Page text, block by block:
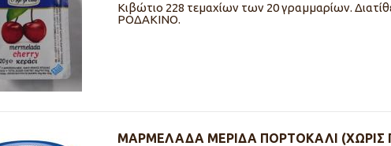
Κιβώτιο 228 τεμαχίων των 20 γραμμαρίων.
ΡΟΔΑΚΙΝΟ.
ΜΑΡΜΕΛΑΔΑ ΜΕΡΙΔΑ ΠΟΡΤΟΚΑΛΙ (ΧΩΡΙΣ